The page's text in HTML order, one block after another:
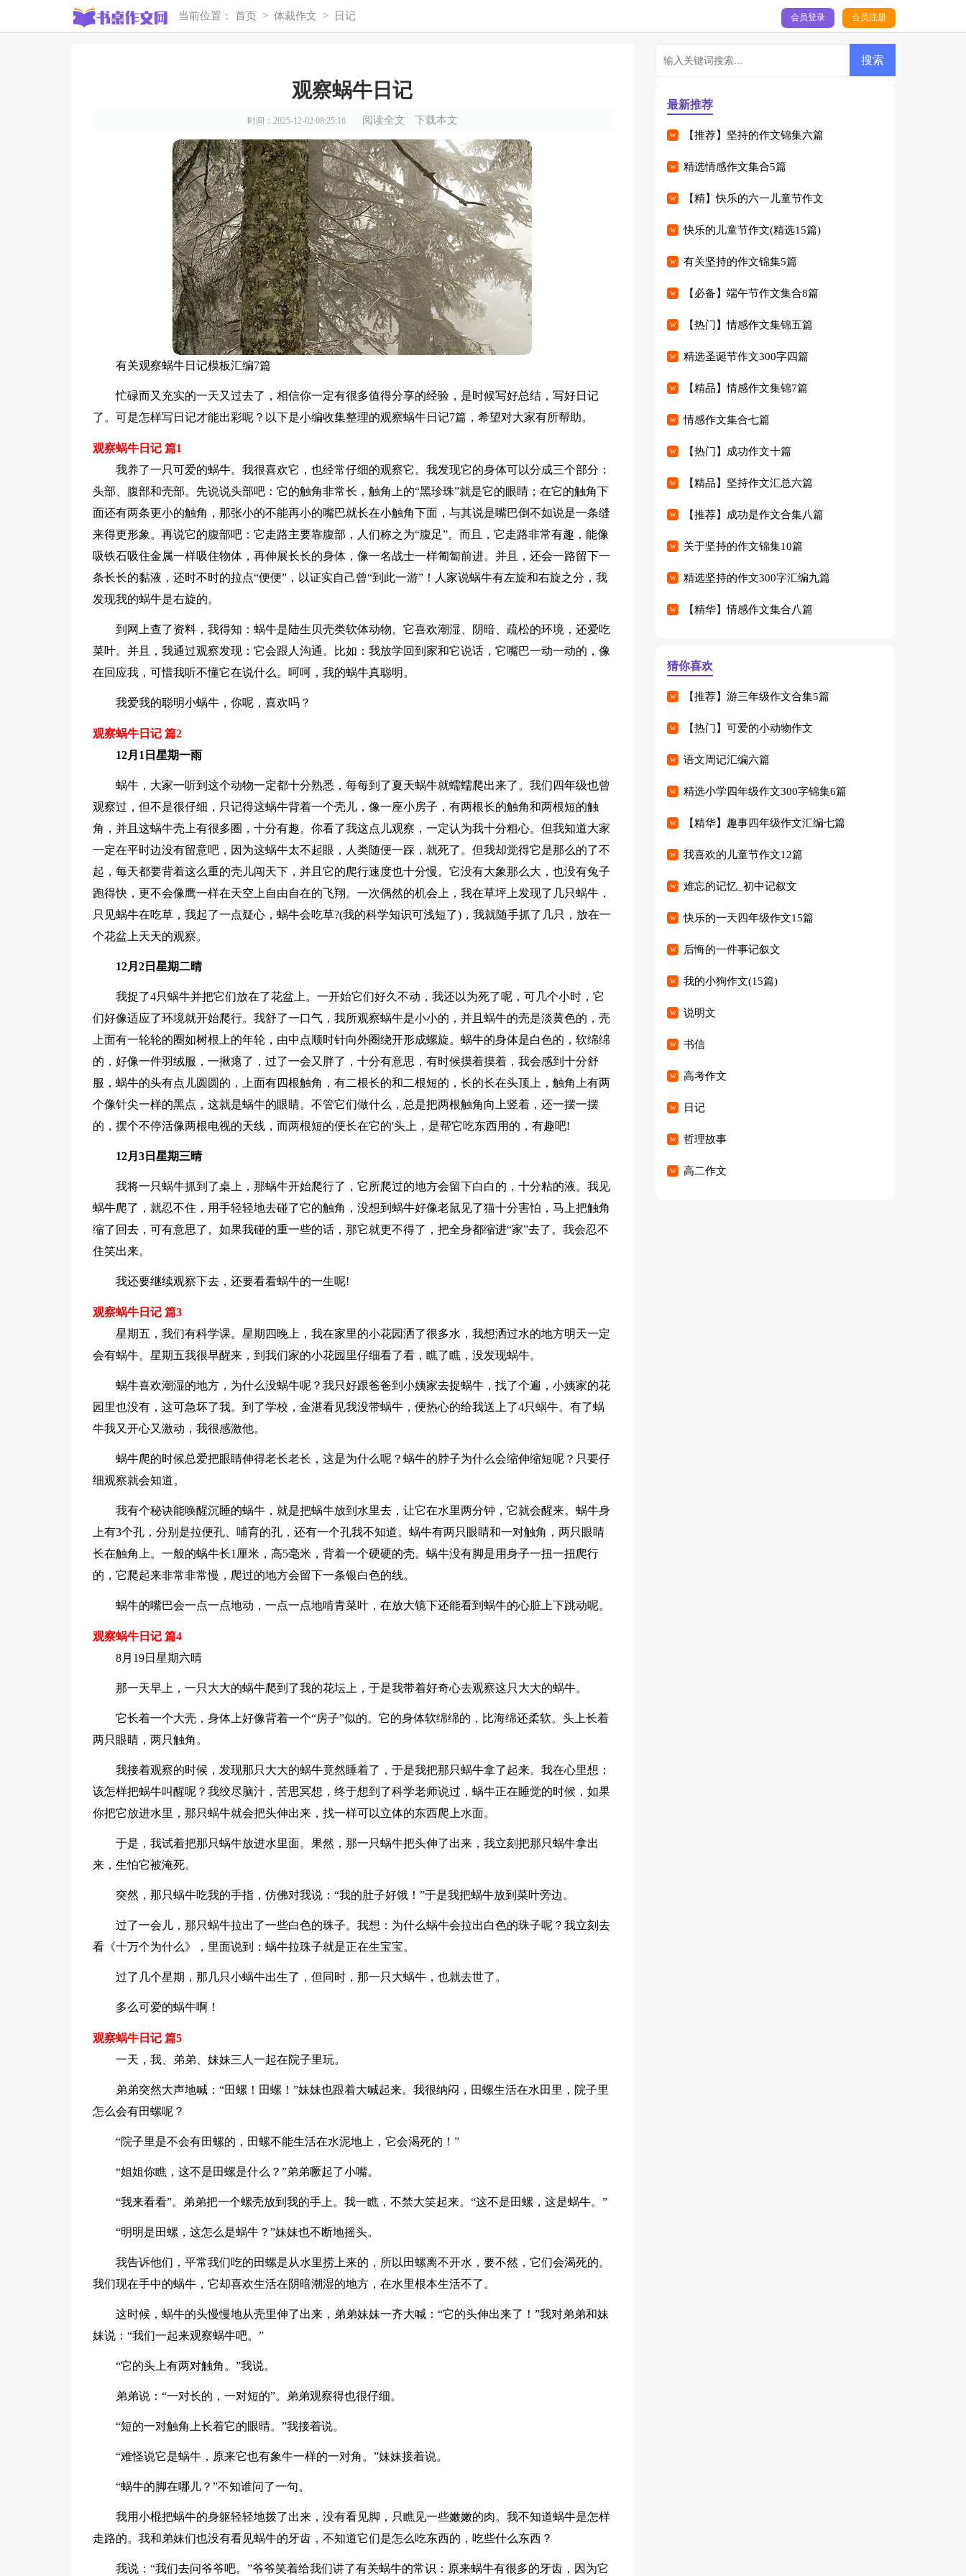
当前位置： 首页 > 体裁作文 > 日记 会员登录 会员注册
观察蜗牛日记
时间：2025-12-02 08:25:16 阅读全文 下载本文
有关观察蜗牛日记模板汇编7篇
忙碌而又充实的一天又过去了，相信你一定有很多值得分享的经验，是时候写好总结，写好日记
了。可是怎样写日记才能出彩呢？以下是小编收集整理的观察蜗牛日记7篇，希望对大家有所帮助。
观察蜗牛日记 篇1
我养了一只可爱的蜗牛。我很喜欢它，也经常仔细的观察它。我发现它的身体可以分成三个部分：
头部、腹部和壳部。先说说头部吧：它的触角非常长，触角上的“黑珍珠”就是它的眼睛；在它的触角下
面还有两条更小的触角，那张小的不能再小的嘴巴就长在小触角下面，与其说是嘴巴倒不如说是一条缝
来得更形象。再说它的腹部吧：它走路主要靠腹部，人们称之为“腹足”。而且，它走路非常有趣，能像
吸铁石吸住金属一样吸住物体，再伸展长长的身体，像一名战士一样匍匐前进。并且，还会一路留下一
条长长的黏液，还时不时的拉点“便便”，以证实自己曾“到此一游”！人家说蜗牛有左旋和右旋之分，我
发现我的蜗牛是右旋的。
到网上查了资料，我得知：蜗牛是陆生贝壳类软体动物。它喜欢潮湿、阴暗、疏松的环境，还爱吃
菜叶。并且，我通过观察发现：它会跟人沟通。比如：我放学回到家和它说话，它嘴巴一动一动的，像
在回应我，可惜我听不懂它在说什么。呵呵，我的蜗牛真聪明。
我爱我的聪明小蜗牛，你呢，喜欢吗？
观察蜗牛日记 篇2
12月1日星期一雨
蜗牛，大家一听到这个动物一定都十分熟悉，每每到了夏天蜗牛就蠕蠕爬出来了。我们四年级也曾
观察过，但不是很仔细，只记得这蜗牛背着一个壳儿，像一座小房子，有两根长的触角和两根短的触
角，并且这蜗牛壳上有很多圈，十分有趣。你看了我这点儿观察，一定认为我十分粗心。但我知道大家
一定在平时边没有留意吧，因为这蜗牛太不起眼，人类随便一踩，就死了。但我却觉得它是那么的了不
起，每天都要背着这么重的壳儿闯天下，并且它的爬行速度也十分慢。它没有大象那么大，也没有兔子
跑得快，更不会像鹰一样在天空上自由自在的飞翔。一次偶然的机会上，我在草坪上发现了几只蜗牛，
只见蜗牛在吃草，我起了一点疑心，蜗牛会吃草?(我的科学知识可浅短了)，我就随手抓了几只，放在一
个花盆上天天的观察。
12月2日星期二晴
我捉了4只蜗牛并把它们放在了花盆上。一开始它们好久不动，我还以为死了呢，可几个小时，它
们好像适应了环境就开始爬行。我舒了一口气，我所观察蜗牛是小小的，并且蜗牛的壳是淡黄色的，壳
上面有一轮轮的圈如树根上的年轮，由中点顺时针向外圈绕开形成螺旋。蜗牛的身体是白色的，软绵绵
的，好像一件羽绒服，一揪瘪了，过了一会又胖了，十分有意思，有时候摸着摸着，我会感到十分舒
服，蜗牛的头有点儿圆圆的，上面有四根触角，有二根长的和二根短的，长的长在头顶上，触角上有两
个像针尖一样的黑点，这就是蜗牛的眼睛。不管它们做什么，总是把两根触角向上竖着，还一摆一摆
的，摆个不停活像两根电视的天线，而两根短的便长在它的'头上，是帮它吃东西用的，有趣吧!
12月3日星期三晴
我将一只蜗牛抓到了桌上，那蜗牛开始爬行了，它所爬过的地方会留下白白的，十分粘的液。我见
蜗牛爬了，就忍不住，用手轻轻地去碰了它的触角，没想到蜗牛好像老鼠见了猫十分害怕，马上把触角
缩了回去，可有意思了。如果我碰的重一些的话，那它就更不得了，把全身都缩进“家”去了。我会忍不
住笑出来。
我还要继续观察下去，还要看看蜗牛的一生呢!
观察蜗牛日记 篇3
星期五，我们有科学课。星期四晚上，我在家里的小花园洒了很多水，我想洒过水的地方明天一定
会有蜗牛。星期五我很早醒来，到我们家的小花园里仔细看了看，瞧了瞧，没发现蜗牛。
蜗牛喜欢潮湿的地方，为什么没蜗牛呢？我只好跟爸爸到小姨家去捉蜗牛，找了个遍，小姨家的花
园里也没有，这可急坏了我。到了学校，金湛看见我没带蜗牛，便热心的给我送上了4只蜗牛。有了蜗
牛我又开心又激动，我很感激他。
蜗牛爬的时候总爱把眼睛伸得老长老长，这是为什么呢？蜗牛的脖子为什么会缩伸缩短呢？只要仔
细观察就会知道。
我有个秘诀能唤醒沉睡的蜗牛，就是把蜗牛放到水里去，让它在水里两分钟，它就会醒来。蜗牛身
上有3个孔，分别是拉便孔、哺育的孔，还有一个孔我不知道。蜗牛有两只眼睛和一对触角，两只眼睛
长在触角上。一般的蜗牛长1厘米，高5毫米，背着一个硬硬的壳。蜗牛没有脚是用身子一扭一扭爬行
的，它爬起来非常非常慢，爬过的地方会留下一条银白色的线。
蜗牛的嘴巴会一点一点地动，一点一点地啃青菜叶，在放大镜下还能看到蜗牛的心脏上下跳动呢。
观察蜗牛日记 篇4
8月19日星期六晴
那一天早上，一只大大的蜗牛爬到了我的花坛上，于是我带着好奇心去观察这只大大的蜗牛。
它长着一个大壳，身体上好像背着一个“房子”似的。它的身体软绵绵的，比海绵还柔软。头上长着
两只眼睛，两只触角。
我接着观察的时候，发现那只大大的蜗牛竟然睡着了，于是我把那只蜗牛拿了起来。我在心里想：
该怎样把蜗牛叫醒呢？我绞尽脑汁，苦思冥想，终于想到了科学老师说过，蜗牛正在睡觉的时候，如果
你把它放进水里，那只蜗牛就会把头伸出来，找一样可以立体的东西爬上水面。
于是，我试着把那只蜗牛放进水里面。果然，那一只蜗牛把头伸了出来，我立刻把那只蜗牛拿出
来，生怕它被淹死。
突然，那只蜗牛吃我的手指，仿佛对我说：“我的肚子好饿！”于是我把蜗牛放到菜叶旁边。
过了一会儿，那只蜗牛拉出了一些白色的珠子。我想：为什么蜗牛会拉出白色的珠子呢？我立刻去
看《十万个为什么》，里面说到：蜗牛拉珠子就是正在生宝宝。
过了几个星期，那几只小蜗牛出生了，但同时，那一只大蜗牛，也就去世了。
多么可爱的蜗牛啊！
观察蜗牛日记 篇5
一天，我、弟弟、妹妹三人一起在院子里玩。
弟弟突然大声地喊：“田螺！田螺！”妹妹也跟着大喊起来。我很纳闷，田螺生活在水田里，院子里
怎么会有田螺呢？
“院子里是不会有田螺的，田螺不能生活在水泥地上，它会渴死的！”
“姐姐你瞧，这不是田螺是什么？”弟弟噘起了小嘴。
“我来看看”。弟弟把一个螺壳放到我的手上。我一瞧，不禁大笑起来。“这不是田螺，这是蜗牛。”
“明明是田螺，这怎么是蜗牛？”妹妹也不断地摇头。
我告诉他们，平常我们吃的田螺是从水里捞上来的，所以田螺离不开水，要不然，它们会渴死的。
我们现在手中的蜗牛，它却喜欢生活在阴暗潮湿的地方，在水里根本生活不了。
这时候，蜗牛的头慢慢地从壳里伸了出来，弟弟妹妹一齐大喊：“它的头伸出来了！”我对弟弟和妹
妹说：“我们一起来观察蜗牛吧。”
“它的头上有两对触角。”我说。
弟弟说：“一对长的，一对短的”。弟弟观察得也很仔细。
“短的一对触角上长着它的眼晴。”我接着说。
“难怪说它是蜗牛，原来它也有象牛一样的一对角。”妹妹接着说。
“蜗牛的脚在哪儿？”不知谁问了一句。
我用小棍把蜗牛的身躯轻轻地拨了出来，没有看见脚，只瞧见一些嫩嫩的肉。我不知道蜗牛是怎样
走路的。我和弟妹们也没有看见蜗牛的牙齿，不知道它们是怎么吃东西的，吃些什么东西？
我说：“我们去问爷爷吧。”爷爷笑着给我们讲了有关蜗牛的常识：原来蜗牛有很多的牙齿，因为它
最新推荐
【推荐】坚持的作文锦集六篇
精选情感作文集合5篇
【精】快乐的六一儿童节作文
快乐的儿童节作文(精选15篇)
有关坚持的作文锦集5篇
【必备】端午节作文集合8篇
【热门】情感作文集锦五篇
精选圣诞节作文300字四篇
【精品】情感作文集锦7篇
情感作文集合七篇
【热门】成功作文十篇
【精品】坚持作文汇总六篇
【推荐】成功是作文合集八篇
关于坚持的作文锦集10篇
精选坚持的作文300字汇编九篇
【精华】情感作文集合八篇
猜你喜欢
【推荐】游三年级作文合集5篇
【热门】可爱的小动物作文
语文周记汇编六篇
精选小学四年级作文300字锦集6篇
【精华】趣事四年级作文汇编七篇
我喜欢的儿童节作文12篇
难忘的记忆_初中记叙文
快乐的一天四年级作文15篇
后悔的一件事记叙文
我的小狗作文(15篇)
说明文
书信
高考作文
日记
哲理故事
高二作文